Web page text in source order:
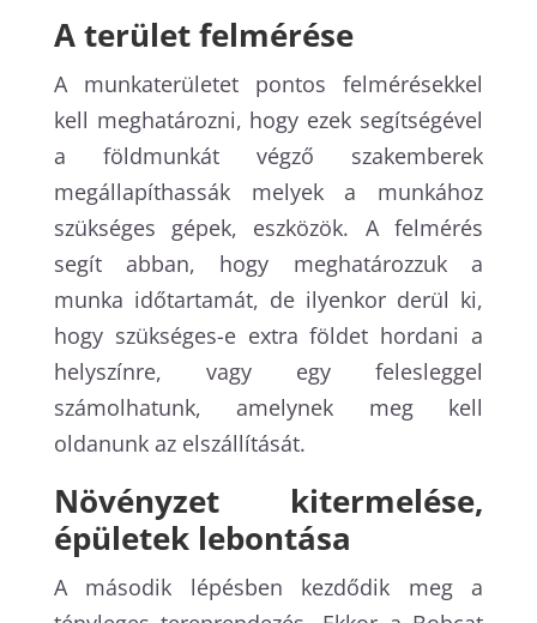
A terület felmérése
A munkaterületet pontos felmérésekkel
kell meghatározni, hogy ezek segítségével
a földmunkát végző szakemberek
megállapíthassák melyek a munkához
szükséges gépek, eszközök. A felmérés
segít abban, hogy meghatározzuk a
munka időtartamát, de ilyenkor derül ki,
hogy szükséges-e extra földet hordani a
helyszínre, vagy egy felesleggel
számolhatunk, amelynek meg kell
oldanunk az elszállítását.
Növényzet kitermelése,
épületek lebontása
A második lépésben kezdődik meg a